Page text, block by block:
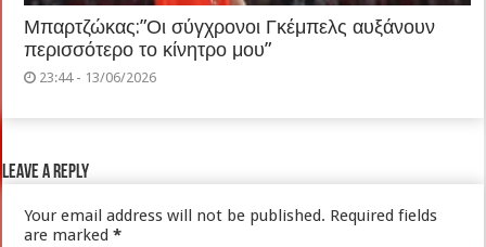
Μπαρτζώκας:”Οι σύγχρονοι Γκέμπελς αυξάνουν
περισσότερο το κίνητρο μου”
23:44 - 13/06/2026
Leave a Reply
Your email address will not be published. Required fields
are marked*